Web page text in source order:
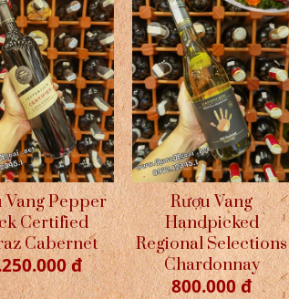
Vang Pepper
Certified
Cabernet
đ
Rượu Vang
Handpicked
Regional Selections
Chardonnay
800.000 đ